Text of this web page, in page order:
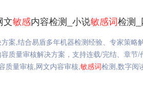
文敏感内容检测_小说敏感词检测
案,结合易盾多年机器检测经验、专家策
质量审核解决方案，支持连载/完结、章
质量审核,网文内容审核,敏感词检测,数字阅